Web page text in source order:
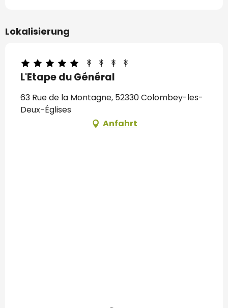
Lokalisierung
L'Etape du Général
63 Rue de la Montagne, 52330 Colombey-les-
Deux-Églises
Anfahrt